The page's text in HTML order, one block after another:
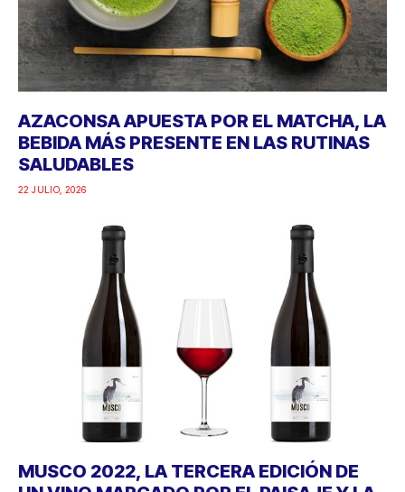
AZACONSA APUESTA POR EL MATCHA, LA
BEBIDA MÁS PRESENTE EN LAS RUTINAS
SALUDABLES
22 JULIO, 2026
MUSCO 2022, LA TERCERA EDICIÓN DE